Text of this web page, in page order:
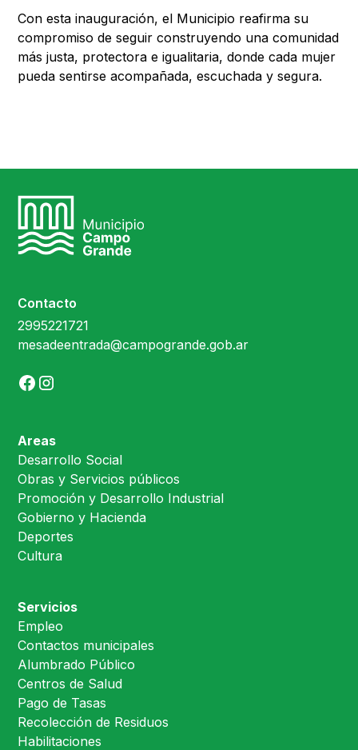
Con esta inauguración, el Municipio reafirma su
compromiso de seguir construyendo una comunidad
más justa, protectora e igualitaria, donde cada mujer
pueda sentirse acompañada, escuchada y segura.
Contacto
2995221721
mesadeentrada@campogrande.gob.ar
Areas
Desarrollo Social
Obras y Servicios públicos
Promoción y Desarrollo Industrial
Gobierno y Hacienda
Deportes
Cultura
Servicios
Empleo
Contactos municipales
Alumbrado Público
Centros de Salud
Pago de Tasas
Recolección de Residuos
Habilitaciones